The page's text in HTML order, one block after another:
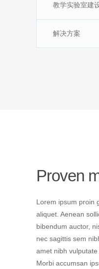
教学实验室建
解决方案
Proven
Lorem ipsum proin
aliquet. Aenean
bibendum auctor,
nec sagittis sem
amet nibh
Morbi accumsan